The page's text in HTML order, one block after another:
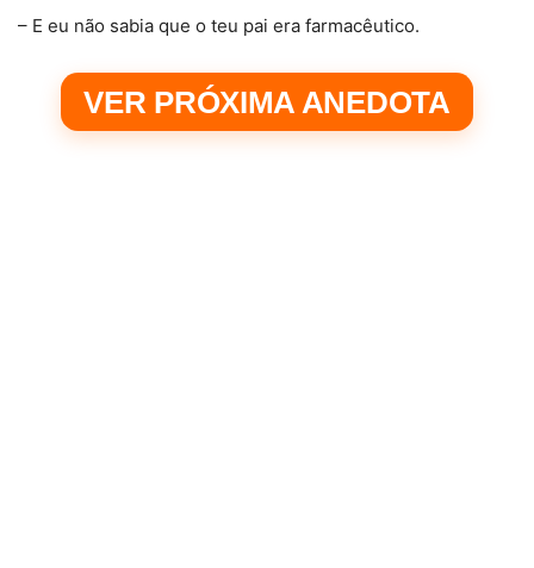
– E eu não sabia que o teu pai era farmacêutico.
VER PRÓXIMA ANEDOTA